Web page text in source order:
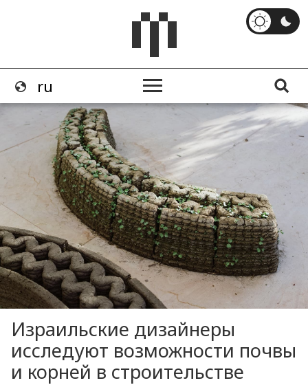
Израильские дизайнеры
исследуют возможности почвы
и корней в строительстве